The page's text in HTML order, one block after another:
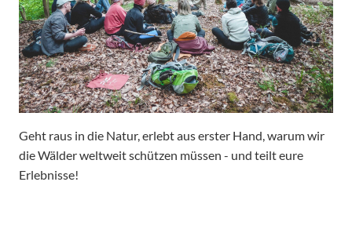
Geht raus in die Natur, erlebt aus erster Hand, warum wir
die Wälder weltweit schützen müssen - und teilt eure
Erlebnisse!